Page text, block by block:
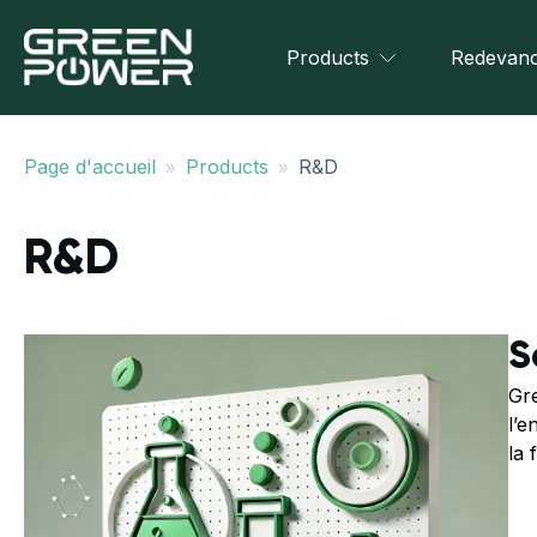
Products
Page d'accueil » Products » R&D
R&D
la